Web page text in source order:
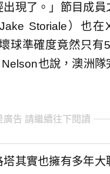
現了。」節目成員
Storiale）也在
球準確度竟然只有
也說，澳洲隊
廣告 請繼續往下閱讀
其實也擁有多年大